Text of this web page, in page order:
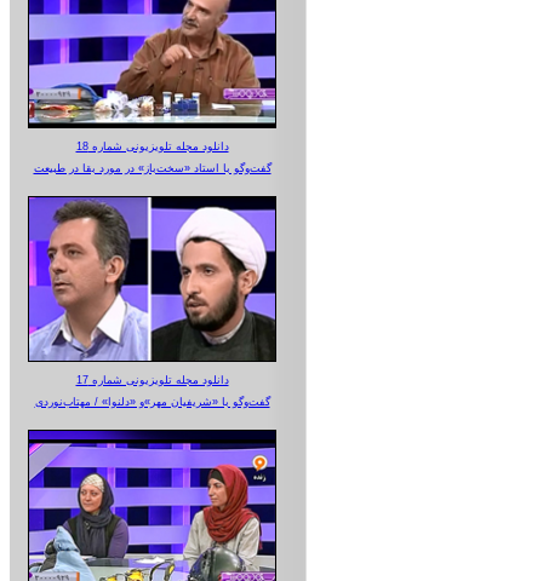
دانلود مجله تلویزیونی شماره 18
گفت‌وگو با استاد «سخت‌باز» در مورد بقا در طبیعت
دانلود مجله تلویزیونی شماره 17
گفت‌وگو با «شریفیان مهر»‌و «دلنوا» / مهتاب‌نوردی